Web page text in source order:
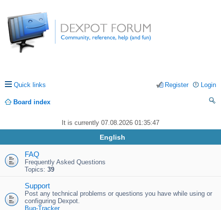
Quick links Login
Register
Board index
rc
h
It is currently 07.08.2026 01:35:47
English
FAQ
Frequently Asked Questions
Topics: 39
Support
Post any technical problems or questions you have while using or
configuring Dexpot.
Bug-Tracker